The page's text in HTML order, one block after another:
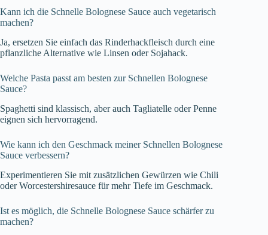
Kann ich die Schnelle Bolognese Sauce auch vegetarisch
machen?
Ja, ersetzen Sie einfach das Rinderhackfleisch durch eine
pflanzliche Alternative wie Linsen oder Sojahack.
Welche Pasta passt am besten zur Schnellen Bolognese
Sauce?
Spaghetti sind klassisch, aber auch Tagliatelle oder Penne
eignen sich hervorragend.
Wie kann ich den Geschmack meiner Schnellen Bolognese
Sauce verbessern?
Experimentieren Sie mit zusätzlichen Gewürzen wie Chili
oder Worcestershiresauce für mehr Tiefe im Geschmack.
Ist es möglich, die Schnelle Bolognese Sauce schärfer zu
machen?